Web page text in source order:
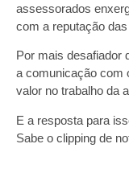
assessorados
com a reputação
Por mais desafiador
a comunicação com
valor no trabalho da
E a resposta para
Sabe o clipping de